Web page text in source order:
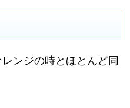
ンジの時とほとんど同